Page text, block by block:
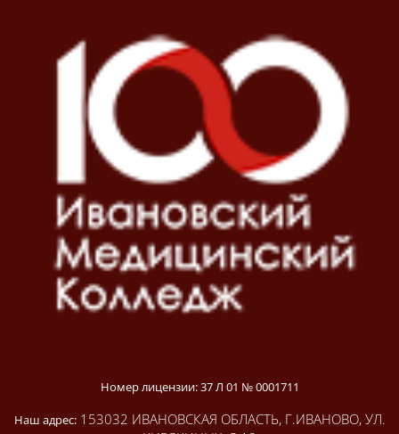
Номер лицензии: 37 Л 01 № 0001711
Наш адрес:153032 ИВАНОВСКАЯ ОБЛАСТЬ, Г.ИВАНОВО, УЛ.